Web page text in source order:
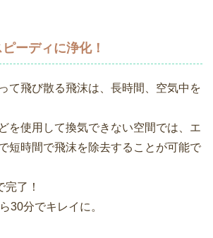
ーディに浄化！
て飛び散る飛沫は、長時間、空気中を
を使用して換気できない空間では、エ
短時間で飛沫を除去することが可能で
了！
30分でキレイに。